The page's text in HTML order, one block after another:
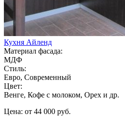
Кухня Айленд
Материал фасада:
МДФ
Стиль:
Евро, Современный
Цвет:
Венге, Кофе с молоком, Орех и др.
Цена: от 44 000 руб.